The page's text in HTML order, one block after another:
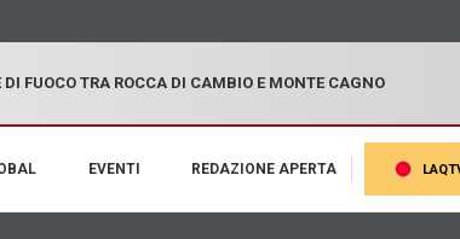
FUOCO TRA ROCCA DI CAMBIO E MONTE CAGNO
EVENTI REDAZIONE APERTA